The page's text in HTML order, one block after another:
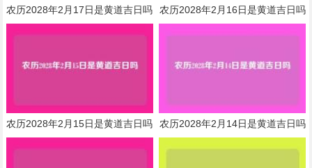
农历2028年2月17日是黄道吉日吗 农历2028年2月16日是黄道吉日吗
农历2028年2月15日是黄道吉日吗 农历2028年2月14日是黄道吉日吗